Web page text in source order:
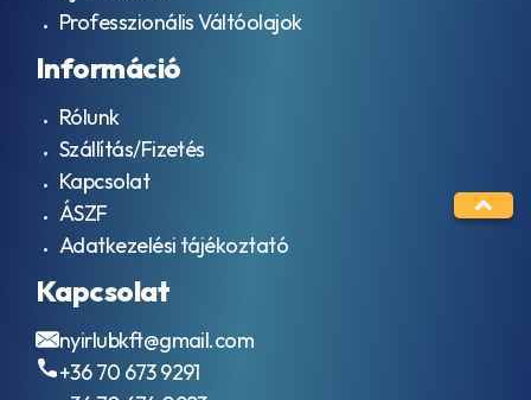
Professzionális Váltóolajok
Információ
Rólunk
Szállítás/Fizetés
Kapcsolat
ÁSZF
Adatkezelési tájékoztató
Kapcsolat
nyirlubkft@gmail.com
+36 70 673 9291